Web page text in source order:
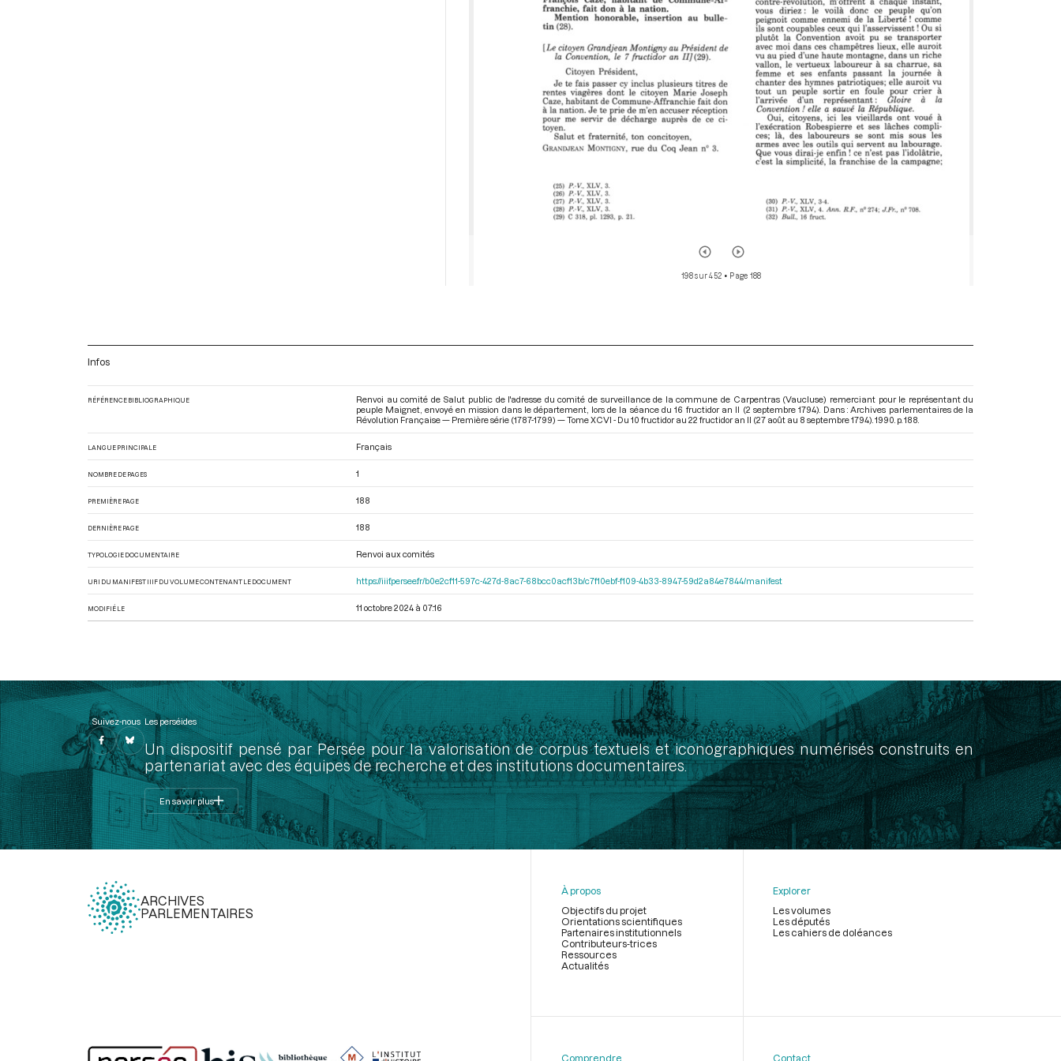
198 sur 452 • Page 188
Infos
RÉFÉRENCE BIBLIOGRAPHIQUE
Renvoi au comité de Salut public de l'adresse du comité de surveillance de la commune de Carpentras (Vaucluse) remerciant pour le représentant du
peuple Maignet, envoyé en mission dans le département, lors de la séance du 16 fructidor an II (2 septembre 1794). Dans : Archives parlementaires de la
Révolution Française — Première série (1787-1799) — Tome XCVI - Du 10 fructidor au 22 fructidor an II (27 août au 8 septembre 1794) . 1990. p. 188.
LANGUE PRINCIPALE Français
NOMBRE DE PAGES 1
PREMIÈRE PAGE 188
DERNIÈRE PAGE 188
TYPOLOGIE DOCUMENTAIRE Renvoi aux comités
URI DU MANIFEST IIIF DU VOLUME CONTENANT LE DOCUMENT https://iiif.persee.fr/b0e2cf11-597c-427d-8ac7-68bcc0acf13b/c7f10ebf-f109-4b33-8947-59d2a84e7844/manifest
MODIFIÉ LE 11 octobre 2024 à 07:16
Suivez-nous Les perséides
Un dispositif pensé par Persée pour la valorisation de corpus textuels et iconographiques numérisés construits en
partenariat avec des équipes de recherche et des institutions documentaires.
En savoir plus
ARCHIVES
PARLEMENTAIRES
À propos
Objectifs du projet
Orientations scientifiques
Partenaires institutionnels
Contributeurs-trices
Ressources
Actualités
Explorer
Les volumes
Les députés
Les cahiers de doléances
Comprendre Contact